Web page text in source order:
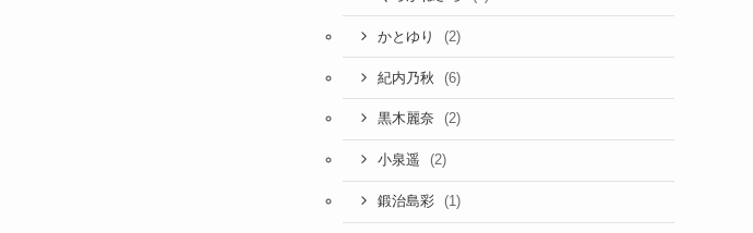
かとゆり (2)
紀内乃秋 (6)
黒木麗奈 (2)
小泉遥 (2)
鍛治島彩 (1)